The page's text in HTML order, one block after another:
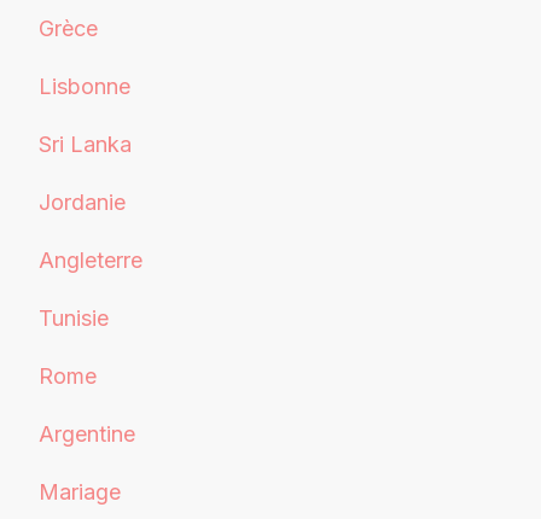
Grèce
Lisbonne
Sri Lanka
Jordanie
Angleterre
Tunisie
Rome
Argentine
Mariage